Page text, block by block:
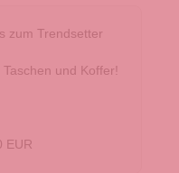
zum Trendsetter
und Koffer!
EUR